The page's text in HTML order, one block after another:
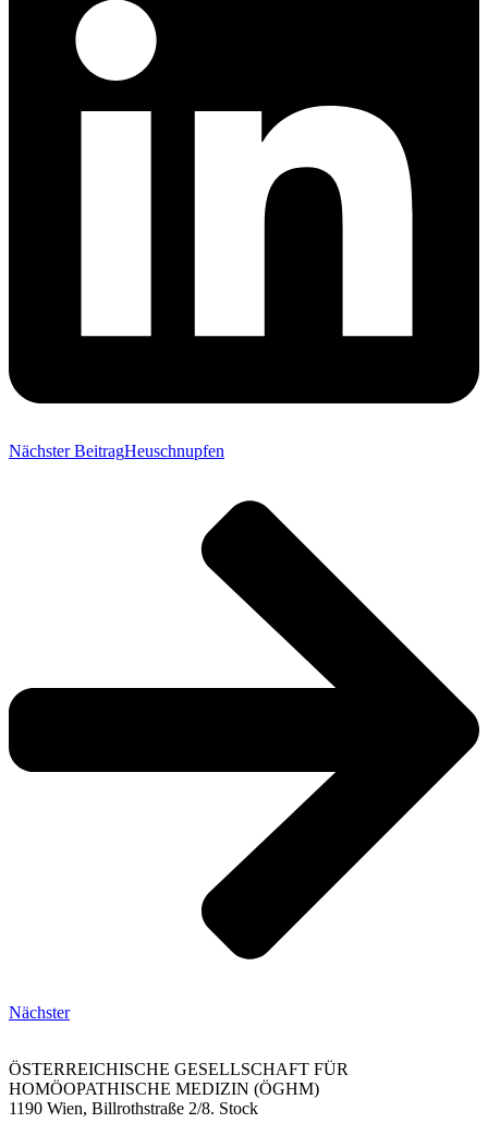
Nächster BeitragHeuschnupfen
Nächster
ÖSTERREICHISCHE GESELLSCHAFT FÜR
HOMÖOPATHISCHE MEDIZIN (ÖGHM)
1190 Wien, Billrothstraße 2/8. Stock